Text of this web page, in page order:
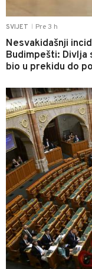
SVIJET Pre 3 h
Nesvakidašnji
Budimpešti: Divlja
bio u prekidu do